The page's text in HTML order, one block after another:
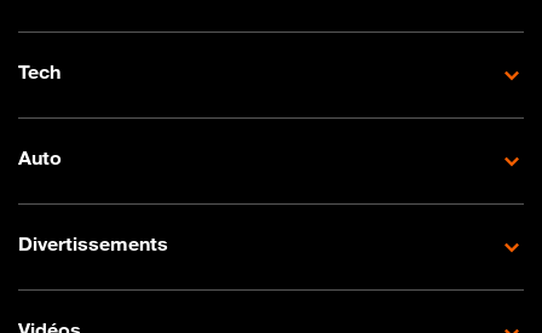
Tech
Auto
Divertissements